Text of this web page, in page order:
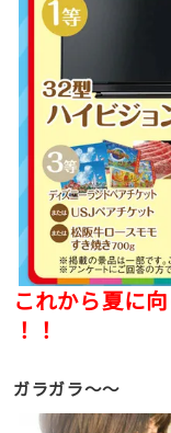
これから夏に
！！
ガラガラ〜〜